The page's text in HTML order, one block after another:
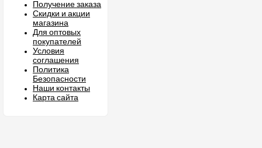
Получение заказа
Скидки и акции
магазина
Для оптовых
покупателей
Условия
соглашения
Политика
Безопасности
Наши контакты
Карта сайта